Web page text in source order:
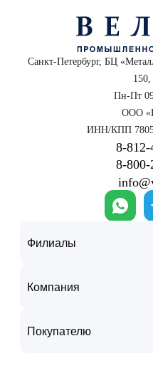
Санкт-Петербург, БЦ
Пн-Пт
ООО
ИНН/КПП
Филиалы
Компания
Покупателю